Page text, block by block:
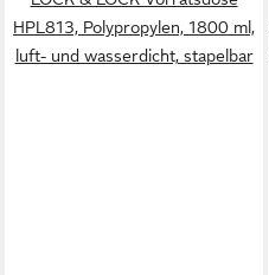
HPL813, Polypropylen, 1800 ml,
luft- und wasserdicht, stapelbar